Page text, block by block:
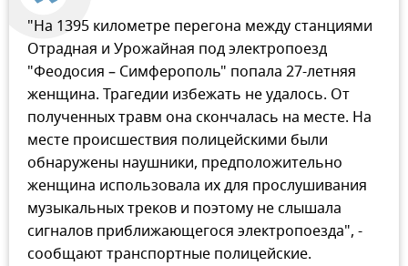
"На 1395 километре перегона между станциями
Отрадная и Урожайная под электропоезд
"Феодосия – Симферополь" попала 27-летняя
женщина. Трагедии избежать не удалось. От
полученных травм она скончалась на месте. На
месте происшествия полицейскими были
обнаружены наушники, предположительно
женщина использовала их для прослушивания
музыкальных треков и поэтому не слышала
сигналов приближающегося электропоезда", -
сообщают транспортные полицейские.